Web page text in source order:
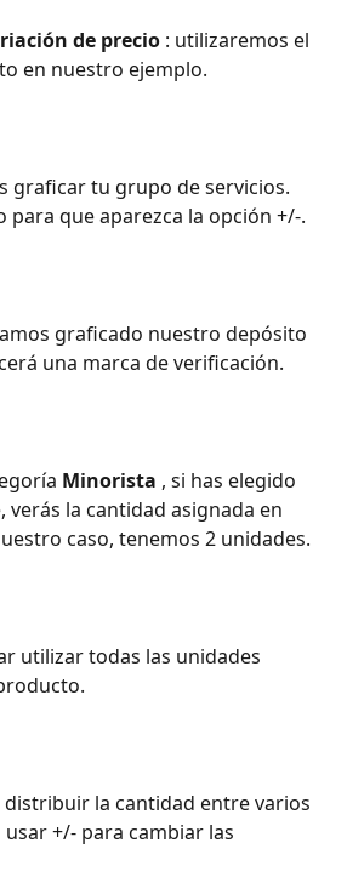
de precio : utilizaremos el
en nuestro ejemplo.
graficar tu grupo de servicios.
para que aparezca la opción +/-.
graficado nuestro depósito
una marca de verificación.
Minorista , si has elegido
la cantidad asignada en
caso, tenemos 2 unidades.
utilizar todas las unidades
distribuir la cantidad entre varios
+/- para cambiar las